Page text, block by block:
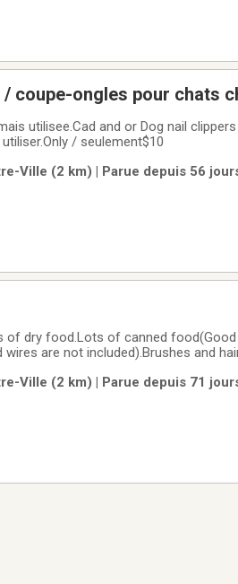
coupe-ongles pour chats
utilisee.Cad and or Dog nail
/ seulement$10
Ville (2 km) | Parue depuis 56
of dry food.Lots of canned
are not included).Brushes and
Ville (2 km) | Parue depuis 71